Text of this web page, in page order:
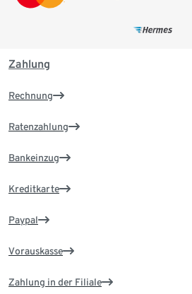
Zahlung
Rechnung
Ratenzahlung
Bankeinzug
Kreditkarte
Paypal
Vorauskasse
Zahlung in der Filiale